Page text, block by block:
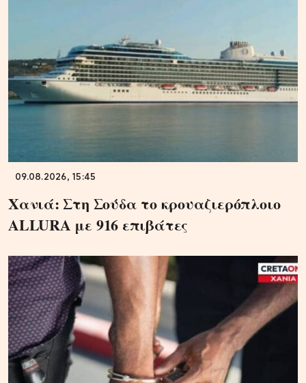
09.08.2026, 15:45
Χανιά: Στη Σούδα το κρουαζιερόπλοιο
ALLURA με 916 επιβάτες